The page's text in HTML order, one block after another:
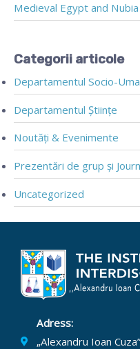
Medieval Egypt and Nubia
Categorii articole
Departamentul Socio-
Departamentul Științe
Noutăți & Evenimente
Prezentări de grup și
Uncategorized
Adress:
„Alexandru Ioan